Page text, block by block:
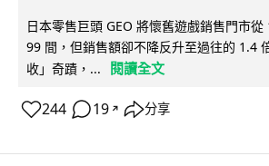
日本零售巨頭 GEO 將懷舊遊戲銷售門市
99 間，但銷售額卻不降反升至過往的 1.4
收」奇蹟，...
閱讀全文
244 19 ↗ 分享